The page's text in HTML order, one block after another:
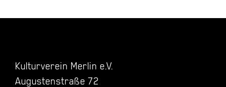
Kulturverein Merlin e.V.
Augustenstraße 72